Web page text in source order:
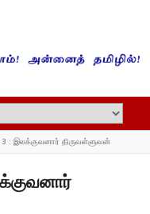
3 : இலக்குவனார் திருவள்ளுவன்